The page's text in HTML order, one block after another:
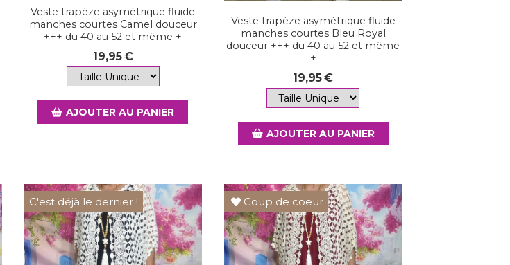
Veste trapèze asymétrique fluide
manches courtes Camel douceur
+++ du 40 au 52 et même +
19,95€
AJOUTER AU PANIER
Veste trapèze asymétrique fluide
manches courtes Bleu Royal
douceur +++ du 40 au 52 et même
+
19,95€
AJOUTER AU PANIER
C'est déjà le dernier ! Coup de coeur